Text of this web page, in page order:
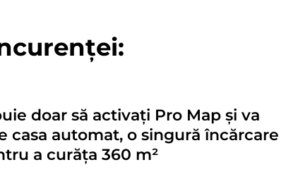
doar să activați Pro Map și va
casa automat, o singură încărcare
a curăța 360 m²